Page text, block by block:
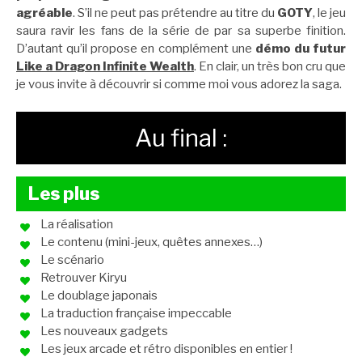
agréable. S’il ne peut pas prétendre au titre du GOTY, le jeu
saura ravir les fans de la série de par sa superbe finition.
D’autant qu’il propose en complément une démo du futur
Like a Dragon Infinite Wealth. En clair, un très bon cru que
je vous invite à découvrir si comme moi vous adorez la saga.
Au final :
Les plus
La réalisation
Le contenu (mini-jeux, quêtes annexes…)
Le scénario
Retrouver Kiryu
Le doublage japonais
La traduction française impeccable
Les nouveaux gadgets
Les jeux arcade et rétro disponibles en entier !